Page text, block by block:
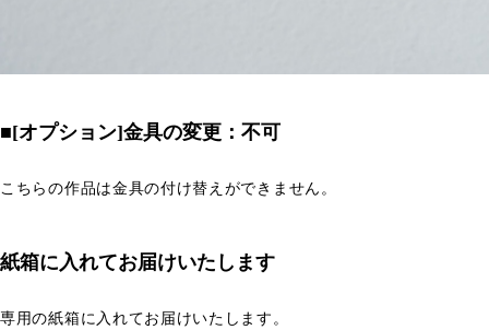
■[オプション]金具の変更：不可
こちらの作品は金具の付け替えができません。
紙箱に入れてお届けいたします
専用の紙箱に入れてお届けいたします。